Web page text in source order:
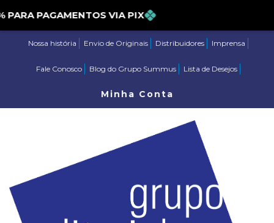
PAGAMENTOS VIA PIX
Nossa história Envio de Originais Distribuidores Imprensa
Fale Conosco Blog do Grupo Summus Lista de Desejos
Minha Conta